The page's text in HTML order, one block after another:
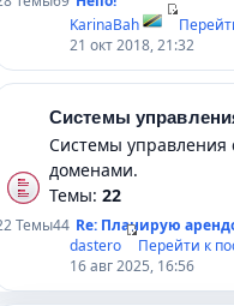
KarinaBah
21 окт 2018, 21:32
Системы
Системы управления
доменами.
Темы: 22
Темы44 Re: Планирую
dastero
Перейти к
16 авг 2025, 16:56